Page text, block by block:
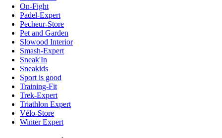
On-Fight
Padel-Expert
Pecheur-Store
Pet and Garden
Slowood Interior
Smash-Expert
Sneak'In
Sneakids
Sport is good
Training-Fit
Trek-Expert
Triathlon Expert
Vélo-Store
Winter Expert